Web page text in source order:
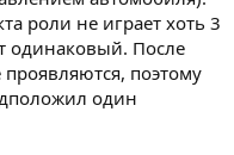
роли не играет хоть 3
одинаковый. После
поэтому
один